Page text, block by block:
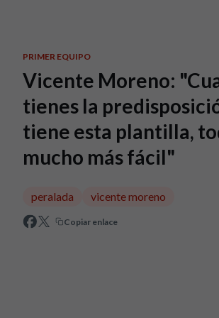
PRIMER EQUIPO
Vicente Moreno:
tienes la
tiene esta plantilla,
mucho más fácil"
peralada vicente moreno
Copiar enlace